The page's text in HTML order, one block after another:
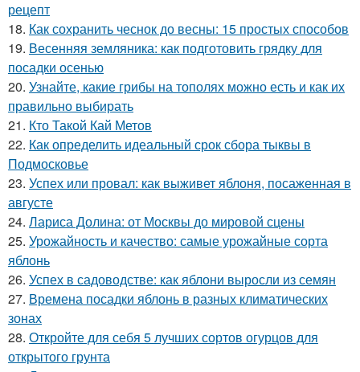
рецепт
18. Как сохранить чеснок до весны: 15 простых способов
19. Весенняя земляника: как подготовить грядку для
посадки осенью
20. Узнайте, какие грибы на тополях можно есть и как их
правильно выбирать
21. Кто Такой Кай Метов
22. Как определить идеальный срок сбора тыквы в
Подмосковье
23. Успех или провал: как выживет яблоня, посаженная в
августе
24. Лариса Долина: от Москвы до мировой сцены
25. Урожайность и качество: самые урожайные сорта
яблонь
26. Успех в садоводстве: как яблони выросли из семян
27. Времена посадки яблонь в разных климатических
зонах
28. Откройте для себя 5 лучших сортов огурцов для
открытого грунта